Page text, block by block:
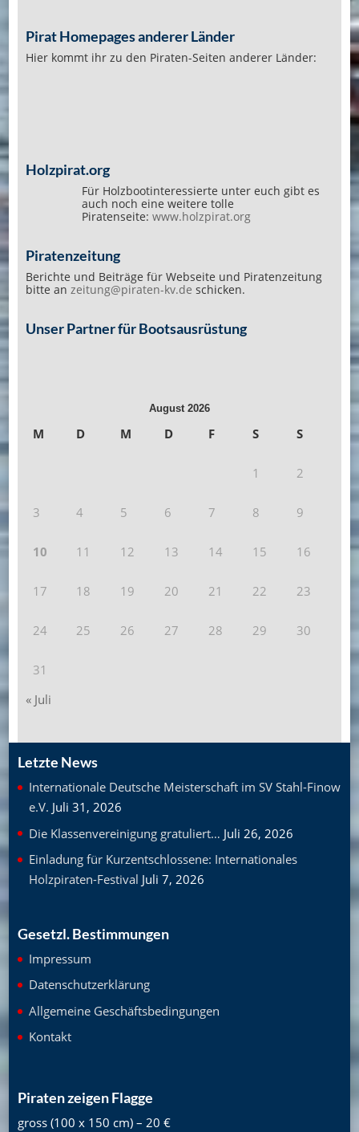
Pirat Homepages anderer Länder
Hier kommt ihr zu den Piraten-Seiten anderer Länder:
Holzpirat.org
Für Holzbootinteressierte unter euch gibt es
auch noch eine weitere tolle
Piratenseite: www.holzpirat.org
Piratenzeitung
Berichte und Beiträge für Webseite und Piratenzeitung
bitte an zeitung@piraten-kv.de schicken.
Unser Partner für Bootsausrüstung
August 2026
M D M D F S S
1 2
3 4 5 6 7 8 9
10 11 12 13 14 15 16
17 18 19 20 21 22 23
24 25 26 27 28 29 30
31
« Juli
Letzte News
Internationale Deutsche Meisterschaft im SV Stahl-Finow
e.V. Juli 31, 2026
Die Klassenvereinigung gratuliert… Juli 26, 2026
Einladung für Kurzentschlossene: Internationales
Holzpiraten-Festival Juli 7, 2026
Gesetzl. Bestimmungen
Impressum
Datenschutzerklärung
Allgemeine Geschäftsbedingungen
Kontakt
Piraten zeigen Flagge
gross (100 x 150 cm) – 20 €